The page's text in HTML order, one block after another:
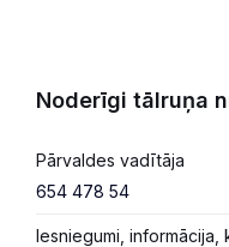
Noderīgi tālruņa
Pārvaldes vadītāja
654 478 54
Iesniegumi, informācija,